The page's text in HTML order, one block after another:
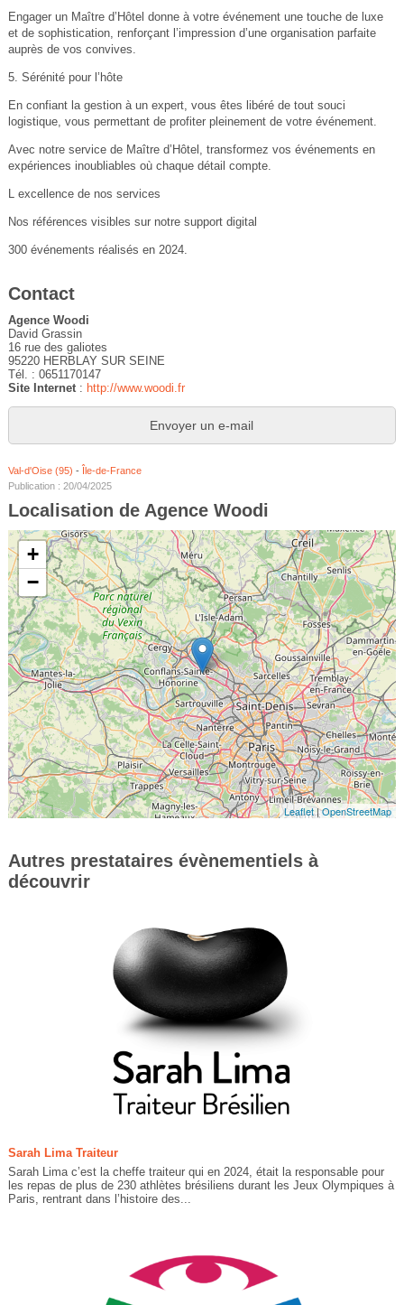
Engager un Maître d’Hôtel donne à votre événement une touche de luxe
et de sophistication, renforçant l’impression d’une organisation parfaite
auprès de vos convives.
5. Sérénité pour l’hôte
En confiant la gestion à un expert, vous êtes libéré de tout souci
logistique, vous permettant de profiter pleinement de votre événement.
Avec notre service de Maître d’Hôtel, transformez vos événements en
expériences inoubliables où chaque détail compte.
L excellence de nos services
Nos références visibles sur notre support digital
300 événements réalisés en 2024.
Contact
Agence Woodi
David Grassin
16 rue des galiotes
95220 HERBLAY SUR SEINE
Tél. : 0651170147
Site Internet: http://www.woodi.fr
Envoyer un e-mail
Val-d'Oise (95) -
Île-de-France
Publication : 20/04/2025
Localisation de Agence Woodi
+
−
Leaflet|OpenStreetMap
Autres prestataires évènementiels à
découvrir
Sarah Lima Traiteur
Sarah Lima c’est la cheffe traiteur qui en 2024, était la responsable pour
les repas de plus de 230 athlètes brésiliens durant les Jeux Olympiques à
Paris, rentrant dans l’histoire des...